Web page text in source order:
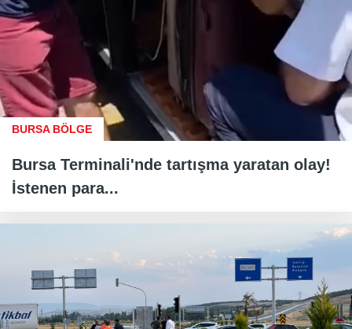
BURSA BÖLGE
Bursa Terminali'nde tartışma yaratan olay!
İstenen para...